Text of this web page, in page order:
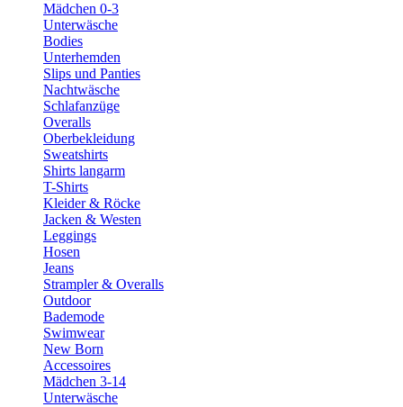
Mädchen 0-3
Unterwäsche
Bodies
Unterhemden
Slips und Panties
Nachtwäsche
Schlafanzüge
Overalls
Oberbekleidung
Sweatshirts
Shirts langarm
T-Shirts
Kleider & Röcke
Jacken & Westen
Leggings
Hosen
Jeans
Strampler & Overalls
Outdoor
Bademode
Swimwear
New Born
Accessoires
Mädchen 3-14
Unterwäsche